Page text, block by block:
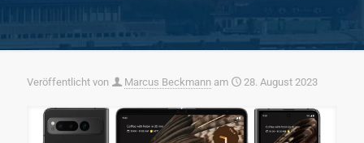
Veröffentlicht von Marcus Beckmann am 28. August 2023